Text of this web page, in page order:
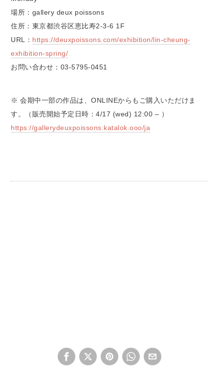
場所：gallery deux poissons
住所：東京都渋谷区恵比寿2-3-6 1F
URL： https://deuxpoissons.com/exhibition/lin-cheung-
exhibition-spring/
お問い合わせ：03-5795-0451
※ 会期中一部の作品は、ONLINEからもご購入いただけま
す。（販売開始予定日時：4/17 (wed) 12:00 – ）
https://gallerydeuxpoissons.katalok.ooo/ja